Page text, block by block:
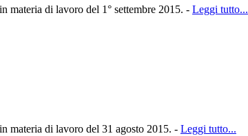
materia di lavoro del 1° settembre 2015. - Leggi tutto...
materia di lavoro del 31 agosto 2015. - Leggi tutto...